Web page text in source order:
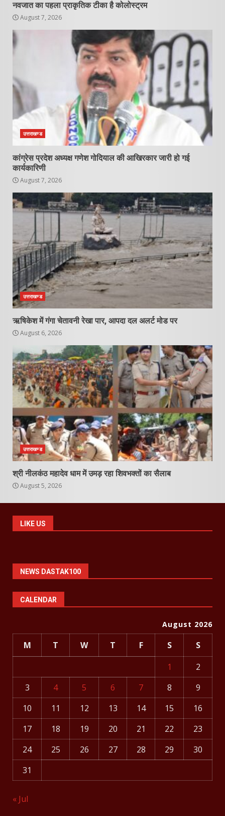
नवजात का पहला प्राकृतिक टीका है कोलोस्ट्रम
August 7, 2026
उत्तराखण्ड
कांग्रेस प्रदेश अध्यक्ष गणेश गोदियाल की आखिरकार जारी हो गई
कार्यकारिणी
August 7, 2026
उत्तराखण्ड
ऋषिकेश में गंगा चेतावनी रेखा पार, आपदा दल अलर्ट मोड पर
August 6, 2026
उत्तराखण्ड
श्री नीलकंठ महादेव धाम में उमड़ रहा शिवभक्तों का सैलाब
August 5, 2026
LIKE US
NEWS DASTAK100
CALENDAR
August 2026
M T W T F S
S
1
2
3
4 5 6 7 8
9
10
11 12 13 14 15
16
17
18 19 20 21 22
23
24
25 26 27 28 29
30
31
« Jul